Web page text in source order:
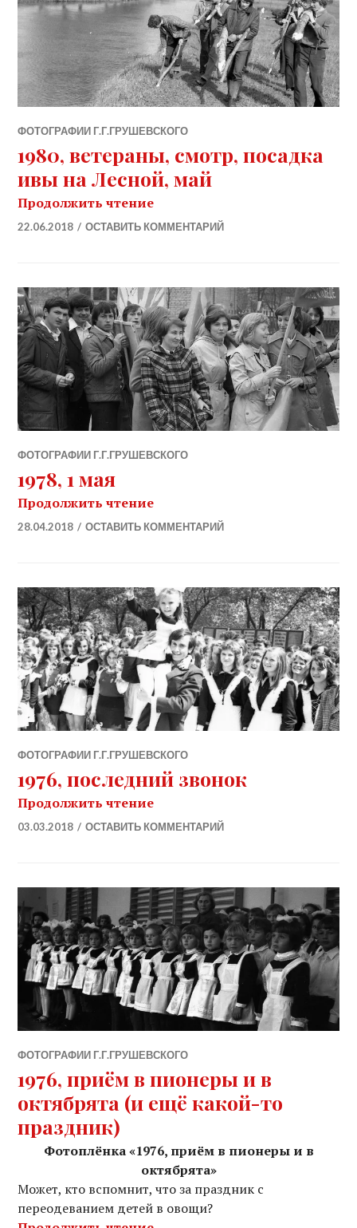
ФОТОГРАФИИ Г.Г.ГРУШЕВСКОГО
1980, ветераны, смотр, посадка
ивы на Лесной, май
Продолжить чтение1980, ветераны, смотр,
22.06.2018 ОСТАВИТЬ КОММЕНТАРИЙ
ФОТОГРАФИИ Г.Г.ГРУШЕВСКОГО
1978, 1 мая
Продолжить чтение1978, 1 мая
28.04.2018 ОСТАВИТЬ КОММЕНТАРИЙ
ФОТОГРАФИИ Г.Г.ГРУШЕВСКОГО
1976, последний звонок
Продолжить чтение1976, последний звонок
03.03.2018 ОСТАВИТЬ КОММЕНТАРИЙ
ФОТОГРАФИИ Г.Г.ГРУШЕВСКОГО
1976, приём в пионеры и в
октябрята (и ещё какой-то
праздник)
Фотоплёнка «1976, приём в пионеры и в
октябрята»
Может, кто вспомнит, что за праздник с
переодеванием детей в овощи?